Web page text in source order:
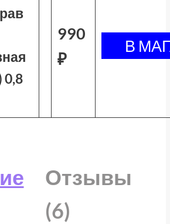
0,8
990
₽
Отзывы
(6)